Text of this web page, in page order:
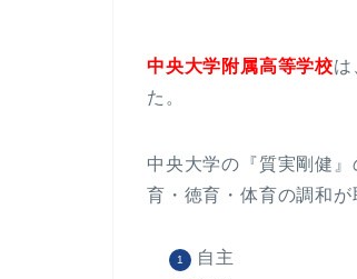
中央大学附属高等学校は
た。
中央大学の『質実剛健
育・徳育・体育の調和
自主